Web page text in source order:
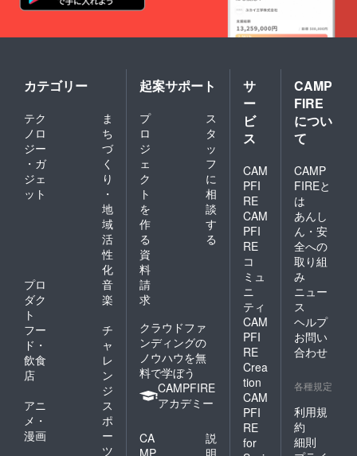
りま
リター
ンに関
しては
発行者
の許可
を得て
おりま
カテゴリー
テク
ノロ
ジー
・ガ
ジェ
ット
ま
ち
づ
く
り
・
地
域
活
性
化
プロ
ダク
ト
音
楽
フー
ド・
飲食
店
チ
ャ
レ
ン
ジ
アニ
メ・
漫画
ス
ポ
ー
ツ
起案サポート
プ
ロ
ジ
ェ
ク
ト
を
作
る
ス
タ
ッ
フ
に
相
談
す
る
資
料
請
求
クラウドファ
ンディングの
ノウハウを無
料で学ぼう
CAMPFIRE
アカデミー
CA
MP
説
明
サ
ー
ビ
ス
CAM
PFI
RE
CAM
PFI
RE
コ
ミュ
ニ
ティ
CAM
PFI
RE
Crea
tion
CAM
PFI
RE
for
CAMP
FIRE
につい
て
CAMP
FIREと
は
あんし
ん・安
全への
取り組
み
ニュー
ス
ヘルプ
お問い
合わせ
各種規定
利用規
約
細則